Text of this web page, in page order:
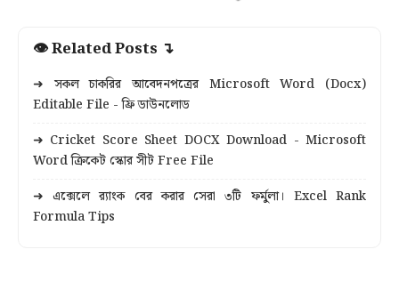
👁 Related Posts ↴
➜ সকল চাকরির আবেদনপত্রের Microsoft Word (Docx)
Editable File - ফ্রি ডাউনলোড
➜ Cricket Score Sheet DOCX Download - Microsoft
Word ক্রিকেট স্কোর সীট Free File
➜ এক্সেলে র‍্যাংক বের করার সেরা ৩টি ফর্মুলা। Excel Rank
Formula Tips